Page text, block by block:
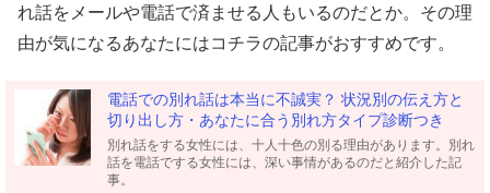
れ話をメールや電話で済ませる人もいるのだとか。その理
由が気になるあなたにはコチラの記事がおすすめです。
電話での別れ話は本当に不誠実？ 状況別の伝え方と
切り出し方・あなたに合う別れ方タイプ診断つき
別れ話をする女性には、十人十色の別る理由があります。別れ
話を電話でする女性には、深い事情があるのだと紹介した記
事。